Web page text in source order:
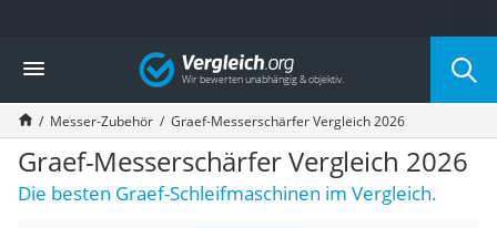
Die beliebtesten Vergleiche nach Kategorie
Haushalt
Wassersprudler
Zentralstaubsauger
Brotbackautomat
Wischroboter
Wäschespinne
Vergleich
Messer-Zubehör Graef-Messerschärfer Vergleich 2026
Graef-Messerschärfer Vergleich 2026
Die besten Graef-Schleifmaschinen im Vergleich.